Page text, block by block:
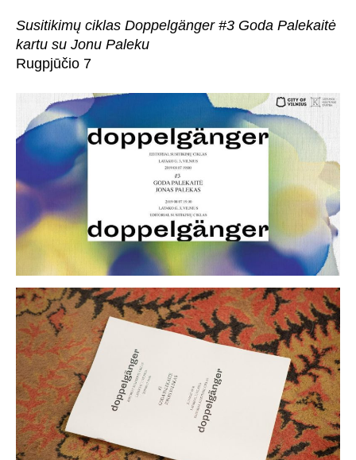
Susitikimų ciklas Doppelgänger #3 Goda Palekaitė
kartu su Jonu Paleku
Rugpjūčio 7